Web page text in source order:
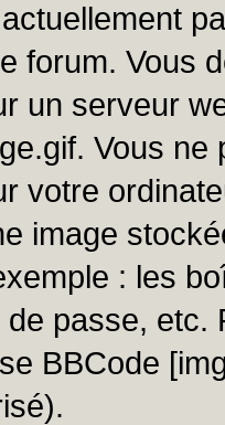
forum. Vous
un serveur
Vous
votre
image
: les
passe,
BBCode